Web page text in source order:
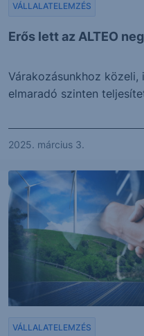
Erős lett az ALTEO
VÁLLALATELEMZÉS
Várakozásunkhoz
elmaradó szinten
2025. március 3.
VÁLLALATELEMZÉS